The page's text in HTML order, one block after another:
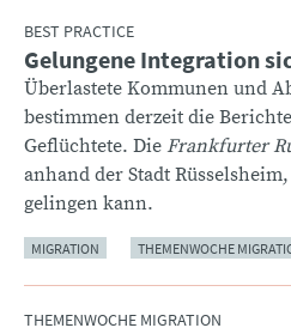
BEST PRACTICE
:Gelungene Integration
Überlastete Kommunen und
bestimmen derzeit die
Geflüchtete. Die Frankfurter
anhand der Stadt
gelingen kann.
MIGRATION THEMENWOCHE
THEMENWOCHE MIGRATION